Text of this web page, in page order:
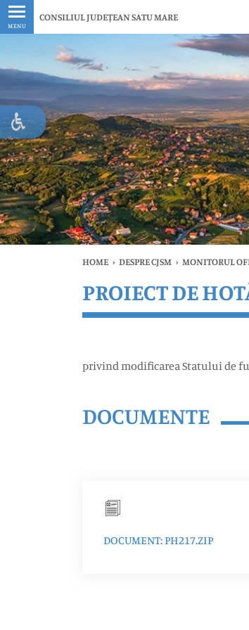
MENU
CONSILIUL JUDEȚEAN SATU MARE
HOME › DESPRE CJSM › MONITORUL
PROIECT DE
privind modificarea Statului de
DOCUMENTE
DOCUMENT: PH217.ZIP